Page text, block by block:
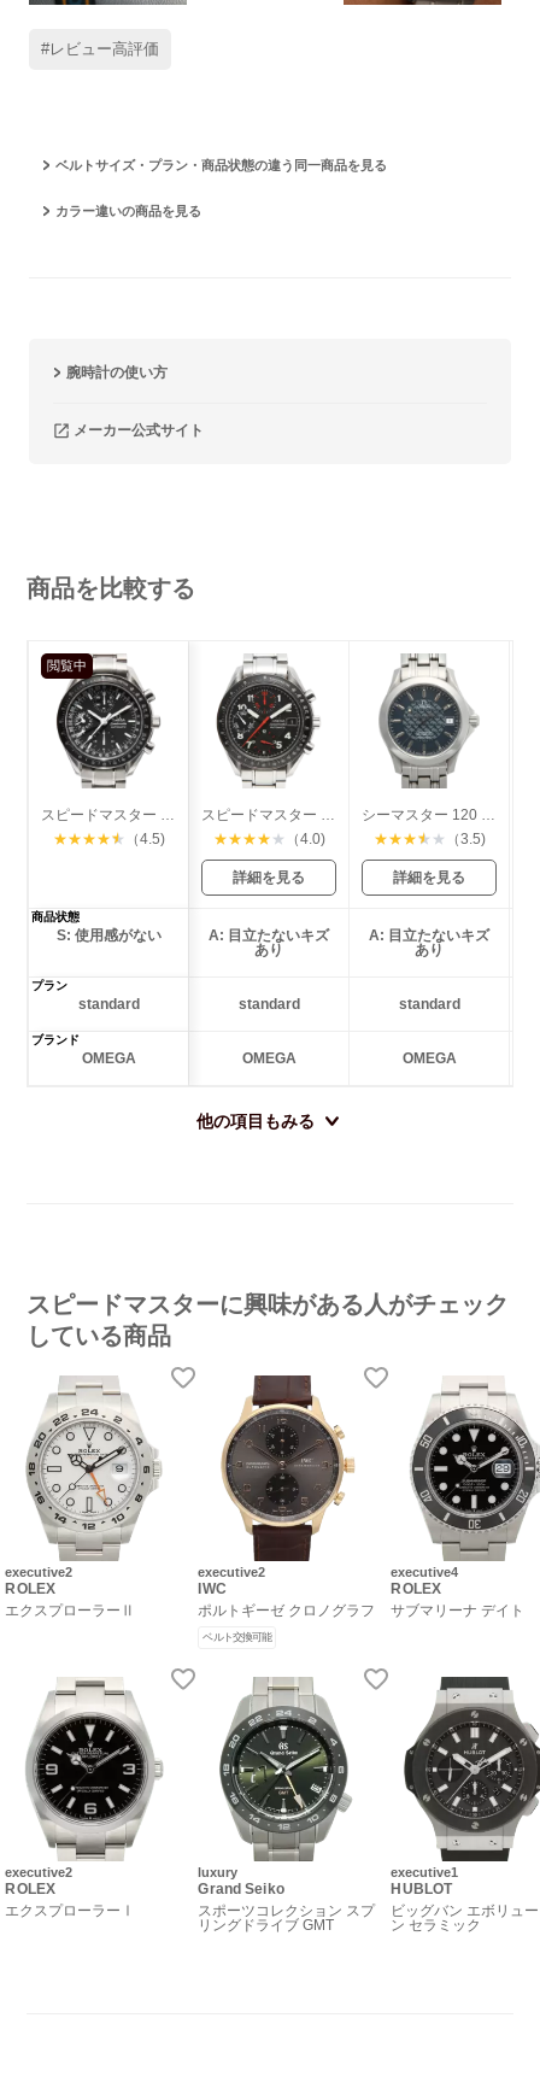
#レビュー高評価
ベルトサイズ・プラン・商品状態の違う同一商品を見る
カラー違いの商品を見る
腕時計の使い方
メーカー公式サイト
商品を比較する
閲覧中
スピードマスター マーク40 トリプルカレンダー
★★★★★ （4.5)
スピードマスター マーク40 デイト
★★★★ ★ （4.0)
詳細を見る
シーマスター 120 ジャックマイヨールモデル
★★★★ ★ （3.5)
詳細を見る
商品状態
S: 使用感がない
A: 目立たないキズ
あり
A: 目立たないキズ
あり
プラン
standard standard standard
ブランド
OMEGA OMEGA OMEGA
他の項目もみる
スピードマスターに興味がある人がチェック
している商品
executive2
ROLEX
エクスプローラーⅡ
executive2
ROLEX
エクスプローラーⅠ
executive2
IWC
ポルトギーゼ クロノグラフ
ベルト交換可能
luxury
Grand Seiko
スポーツコレクション スプ
リングドライブ GMT
executive4
ROLEX
サブマリーナ デイト
executive1
HUBLOT
ビッグバン エボリュ
ン セラミック